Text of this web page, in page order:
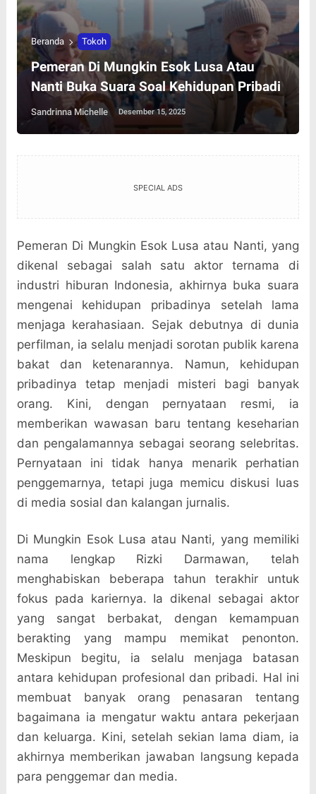
Beranda Tokoh
Pemeran Di Mungkin Esok Lusa Atau
Nanti Buka Suara Soal Kehidupan Pribadi
Sandrinna Michelle Desember 15, 2025
SPECIAL ADS
Pemeran Di Mungkin Esok Lusa atau Nanti, yang
dikenal sebagai salah satu aktor ternama di
industri hiburan Indonesia, akhirnya buka suara
mengenai kehidupan pribadinya setelah lama
menjaga kerahasiaan. Sejak debutnya di dunia
perfilman, ia selalu menjadi sorotan publik karena
bakat dan ketenarannya. Namun, kehidupan
pribadinya tetap menjadi misteri bagi banyak
orang. Kini, dengan pernyataan resmi, ia
memberikan wawasan baru tentang keseharian
dan pengalamannya sebagai seorang selebritas.
Pernyataan ini tidak hanya menarik perhatian
penggemarnya, tetapi juga memicu diskusi luas
di media sosial dan kalangan jurnalis.
Di Mungkin Esok Lusa atau Nanti, yang memiliki
nama lengkap Rizki Darmawan, telah
menghabiskan beberapa tahun terakhir untuk
fokus pada kariernya. Ia dikenal sebagai aktor
yang sangat berbakat, dengan kemampuan
berakting yang mampu memikat penonton.
Meskipun begitu, ia selalu menjaga batasan
antara kehidupan profesional dan pribadi. Hal ini
membuat banyak orang penasaran tentang
bagaimana ia mengatur waktu antara pekerjaan
dan keluarga. Kini, setelah sekian lama diam, ia
akhirnya memberikan jawaban langsung kepada
para penggemar dan media.